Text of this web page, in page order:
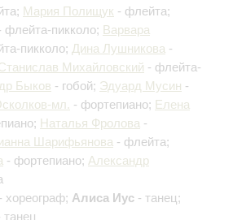
Мария Полищук - флейта;
флейта-пикколо; Варвара
пикколо; Дина Лушникова -
Михайловский - флейта-
Быков - гобой; Эдуард Мусин -
мл. - фортепиано; Елена
Наталья Фролова -
Шарифьянова - флейта;
- фортепиано; Александр
- хореограф; Алиса Иус - танец;
танец